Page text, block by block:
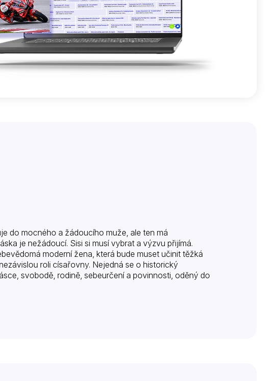
do mocného a žádoucího muže, ale ten má
je nežádoucí. Sisi si musí vybrat a výzvu přijímá.
moderní žena, která bude muset učinit těžká
roli císařovny. Nejedná se o historický
svobodě, rodině, sebeurčení a povinnosti, oděný do